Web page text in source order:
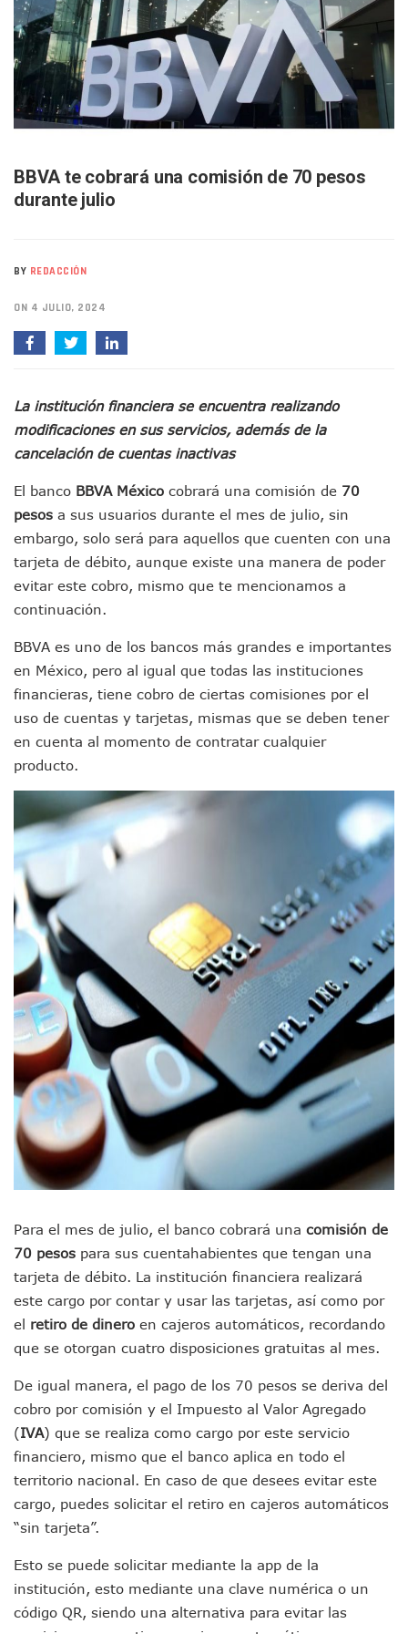
Arquitecto Luis Munguía Reconoce La Labor Del Personal
Semana Lluviosa Para Puerto Vallarta Con Tormentas Y
Voces Del Orgullo Distingue A Referentes De La
Partido Verde Conforma Su 12.º “Ejército Del Verde” En
Buques Mexicanos Parten A Venezuela Con 718
Nuevo Transporte Eléctrico En Puerto Vallarta: Rutas,
En Vallarta, Todos Los Camiones Deben De Tener Aire
Jóvenes En Movimiento Jalisco Renueva Su Dirigencia
Nidos De Lluvia Busca Beneficiar A 100 Familias De
Morena Cierra Filas Por La Defensa Del Agua De Calidad
Hallazgo De Yareli Colmenares Tovar Eleva A 4 Cuerpos
Ra Aguilar Acompaña A Cientos De Familias En Las
“Kato” Supera El Abandono Y Comienza Una Nueva Vida
México Necesitaba 600 Mil Empleos; Solo Generó 262 Mil
Poderoso Terremoto Destruye Edificios Y Puentes En
Munguía Es El Sexto Mejor Alcalde De Jalisco, Según
Avenida Federación En Puerto Vallarta Registra 80% De
Caída De “El Mencho” Elevó Percepción De Inseguridad
Mercado Vallarta Incluye Reúne A Emprendedores
Morenistas Imparten Taller En Puerto Vallarta
CEDHJ Señala Violaciones A Derechos De Víctima De
Ayutla Bajo Investigación Tras Reporte De Posible
Bruno Blancas Reúne A Especialistas Para Analizar La
Entregan Aparato Auditivo A Don Juan Ramírez En Puerto
Juan Carlos Castro Realiza Asamblea Informativa En La
Huracán En Formación Podría Generar Oleaje Elevado En
Viajar A Puerto Vallarta Este Verano Puede Costar Hasta
Buscan Reducir Riesgos Por Cocodrilos En Playas De
Plantean “Ley Don Juanito” Al Diputado Federal Bruno
Vecinos De La Playita Reciben A Juan Carlos Castro
Asesinan En Oaxaca Al Periodista Francisco Alejandro
Detienen A Cuatro Hombres Armados En Bucerías;
Yussara Canales Pide Transparencia Sobre Nuevo
Adultos Mayores De Ixtapa Tendrán Una “Casa De Día”
Mujeres Recorren Calles De Ixtapa Para Identificar
Bruno Blancas Convoca A Mesa De Análisis Para La
CUCosta E IMSS Nayarit Avanzan En Acuerdos Para
Videos De Presunto Convoy Armado Desatan Operativo
Playa Las Cocinas: Retiran Concesión Y Anuncian Plan De
Dr. Álvarez Zayas Dirige Plan De Salud Animal Y
Por Desaparición Forzada, Expolicías De Nayarit
“El Mayo” Zambada Es Condenado A Morir En Prisión En
Brigada Forense Brindará Atención A Familias De
Vecinos De Vallarta 500 Exponen Queja De Vialidades A
Llegan Camiones “oruga” A Puerto Vallarta Con
Coordinan Operativo Para Las Tradicionales Paseadas
Monzón Mexicano Causará Lluvias Muy Fuertes En
Descartan Riesgo De Tsunami Para Puerto Vallarta Tras
Donald Trump Asistirá A La Final Del Mundial 2026 Entre
Retiran 10 Toneladas De Macroalga En Playa De
Arranca Copa México De Clavados Zapopan 2026 En El
Munguía Analiza Pedir 100 MDP De Adelanto De
Bomberas De Vallarta Asistirán A Simposio Internacional
Región Sanitaria VIII Activa Programa Para Menores Con
SEP Asigna Escuelas Para El Ciclo 2026-2027 En Jalisco;
Tráfico Aéreo Cae En Puerto Vallarta Durante El 2026;
SAT Lleva Su Oficina Móvil A Talpa De Allende Para
Mediante Asambleas Informativas Juan Carlos Castro
BBVA te cobrará una comisión de 70 pesos
durante julio
BY REDACCIÓN
ON 4 JULIO, 2024
La institución financiera se encuentra realizando
modificaciones en sus servicios, además de la
cancelación de cuentas inactivas
El banco BBVA México cobrará una comisión de 70
pesos a sus usuarios durante el mes de julio, sin
embargo, solo será para aquellos que cuenten con una
tarjeta de débito, aunque existe una manera de poder
evitar este cobro, mismo que te mencionamos a
continuación.
BBVA es uno de los bancos más grandes e importantes
en México, pero al igual que todas las instituciones
financieras, tiene cobro de ciertas comisiones por el
uso de cuentas y tarjetas, mismas que se deben tener
en cuenta al momento de contratar cualquier
producto.
Para el mes de julio, el banco cobrará una comisión de
70 pesos para sus cuentahabientes que tengan una
tarjeta de débito. La institución financiera realizará
este cargo por contar y usar las tarjetas, así como por
el retiro de dinero en cajeros automáticos, recordando
que se otorgan cuatro disposiciones gratuitas al mes.
De igual manera, el pago de los 70 pesos se deriva del
cobro por comisión y el Impuesto al Valor Agregado
(IVA) que se realiza como cargo por este servicio
financiero, mismo que el banco aplica en todo el
territorio nacional. En caso de que desees evitar este
cargo, puedes solicitar el retiro en cajeros automáticos
“sin tarjeta”.
Esto se puede solicitar mediante la app de la
institución, esto mediante una clave numérica o un
código QR, siendo una alternativa para evitar las